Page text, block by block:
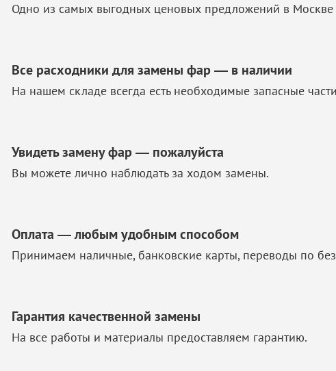
Одно из самых выгодных ценовых предложений в Москве
Все расходники для замены фар — в наличии
На нашем складе всегда есть необходимые запасные
Увидеть замену фар — пожалуйста
Вы можете лично наблюдать за ходом замены.
Оплата — любым удобным способом
Принимаем наличные, банковские карты, переводы по
Гарантия качественной замены
На все работы и материалы предоставляем гарантию.